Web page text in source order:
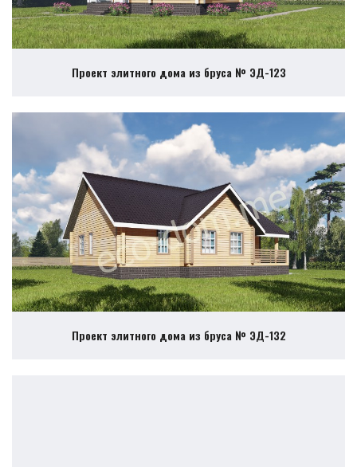
Проект элитного дома из бруса № ЭД-123
Проект элитного дома из бруса № ЭД-132